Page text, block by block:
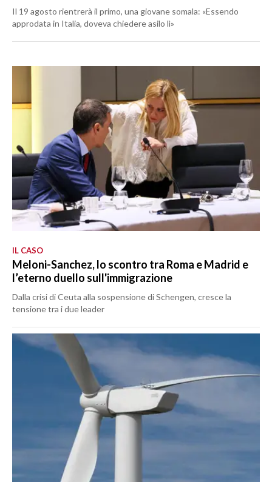
Il 19 agosto rientrerà il primo, una giovane somala: «Essendo
approdata in Italia, doveva chiedere asilo lì»
IL CASO
Meloni-Sanchez, lo scontro tra Roma e Madrid e
l’eterno duello sull'immigrazione
Dalla crisi di Ceuta alla sospensione di Schengen, cresce la
tensione tra i due leader